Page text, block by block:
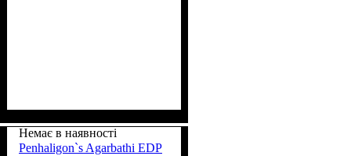
Немає в наявності
Penhaligon`s Agarbathi EDP